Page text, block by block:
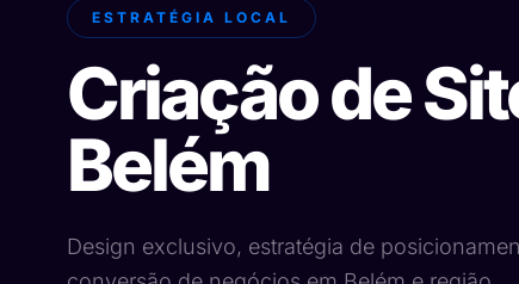
ESTRATÉGIA LOCAL
Criação de
Belém
Design exclusivo, estratégia de